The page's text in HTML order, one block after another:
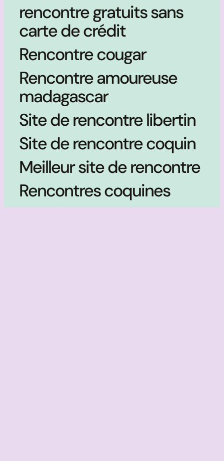
rencontre gratuits sans
carte de crédit
Rencontre cougar
Rencontre amoureuse
madagascar
Site de rencontre libertin
Site de rencontre coquin
Meilleur site de rencontre
Rencontres coquines